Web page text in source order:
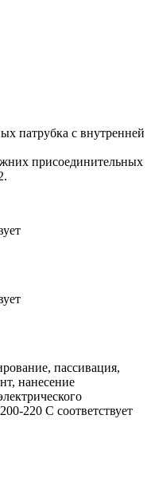
патрубка с внутренней
присоединительных
пассивация,
нанесение
220 С соответствует